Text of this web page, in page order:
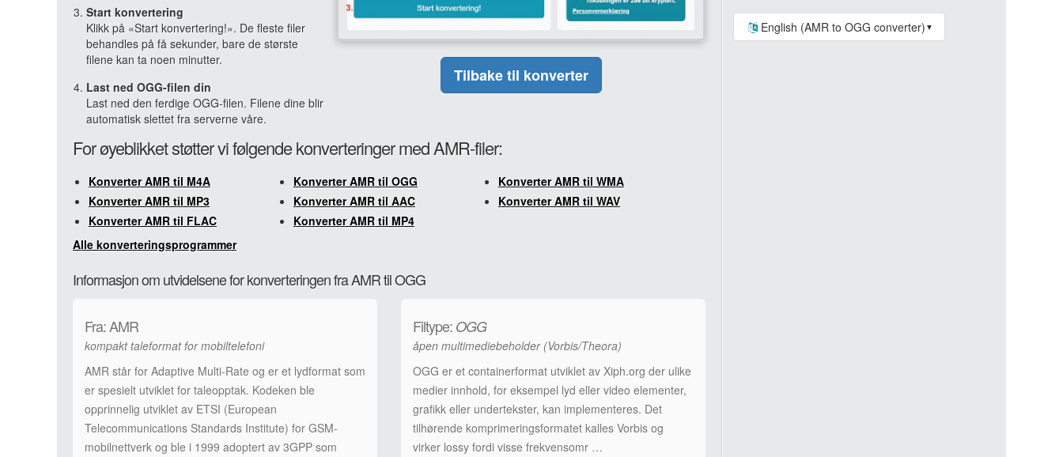
Start konvertering
Klikk på «Start konvertering!». De fleste filer
behandles på få sekunder, bare de største
filene kan ta noen minutter.
Last ned OGG-filen din
Last ned den ferdige OGG-filen. Filene dine blir
automatisk slettet fra serverne våre.
Tilbake til konverter
For øyeblikket støtter vi følgende konverteringer med AMR-filer:
Konverter AMR til M4A Konverter AMR til OGG
Konverter AMR til WMA
Konverter AMR til MP3
Konverter AMR til AAC
Konverter AMR til WAV
Konverter AMR til FLAC
Konverter AMR til MP4
Alle konverteringsprogrammer
Informasjon om utvidelsene for konverteringen fra AMR til OGG
Fra: AMR
kompakt taleformat for mobiltelefoni
AMR står for Adaptive Multi-Rate og er et lydformat som
er spesielt utviklet for taleopptak. Kodeken ble
opprinnelig utviklet av ETSI (European
Telecommunications Standards Institute) for GSM-
mobilnettverk og ble i 1999 adoptert av 3GPP som
Filtype: OGG
åpen multimediebeholder (Vorbis/Theora)
OGG er et containerformat utviklet av Xiph.org der ulike
medier innhold, for eksempel lyd eller video elementer,
grafikk eller undertekster, kan implementeres. Det
tilhørende komprimeringsformatet kalles Vorbis og
virker lossy fordi visse frekvensomr …
English (AMR to OGG converter) ▼